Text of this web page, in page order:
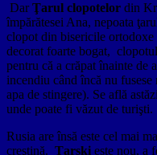
DarŢarul clopotelor din
împărătesei Ana, nepoata
clopot din bisericile
decorat foarte bogat,
pentru că a crăpat înainte
incendiu când încă nu fusese
apa de stingere). Se află
unde poate fi văzut de turişti.
Rusia are însă este cel mai
creştină. Ţarski este nou, a